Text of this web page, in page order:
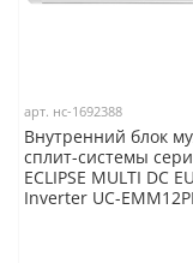
арт. нс-1692388
Внутренний блок
сплит-системы
ECLIPSE MULTI DC EU
Inverter UC-